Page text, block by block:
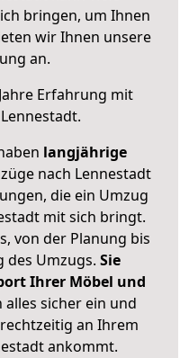
bringen, um Ihnen
wir Ihnen unsere
an.
Erfahrung mit
Lennestadt.
langjährige
nach Lennestadt
die ein Umzug
mit sich bringt.
von der Planung bis
Umzugs. Sie
Ihrer Möbel und
alles sicher ein und
an Ihrem
ankommt.